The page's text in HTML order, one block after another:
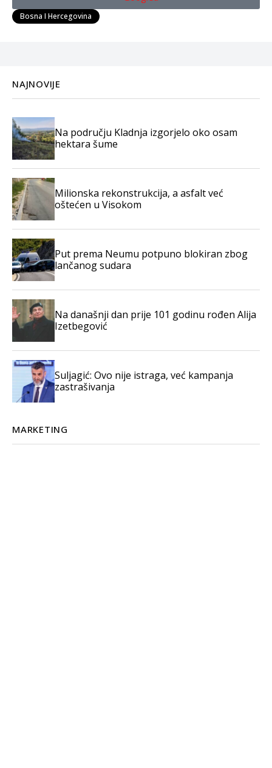
Bosna I Hercegovina
NAJNOVIJE
Na području Kladnja izgorjelo oko osam
hektara šume
Milionska rekonstrukcija, a asfalt već
oštećen u Visokom
Put prema Neumu potpuno blokiran zbog
lančanog sudara
Na današnji dan prije 101 godinu rođen Alija
Izetbegović
Suljagić: Ovo nije istraga, već kampanja
zastrašivanja
MARKETING